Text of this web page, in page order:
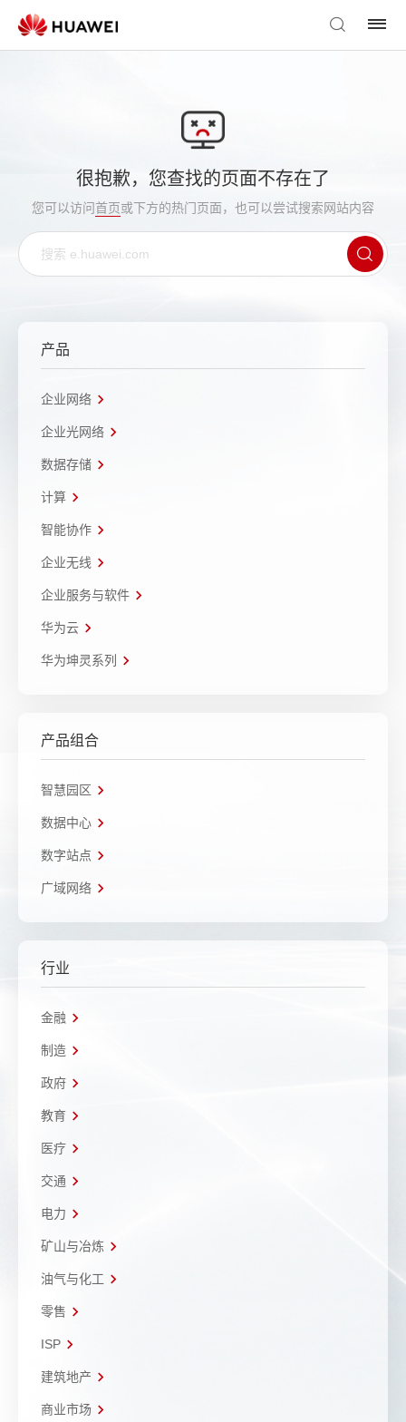
很抱歉，您查找的页面不存在了
您可以访问首页或下方的热门页面，也可以尝试搜索网站内容
产品
企业网络
企业光网络
数据存储
计算
智能协作
企业无线
企业服务与软件
华为云
华为坤灵系列
产品组合
智慧园区
数据中心
数字站点
广域网络
行业
金融
制造
政府
教育
医疗
交通
电力
矿山与冶炼
油气与化工
零售
ISP
建筑地产
商业市场